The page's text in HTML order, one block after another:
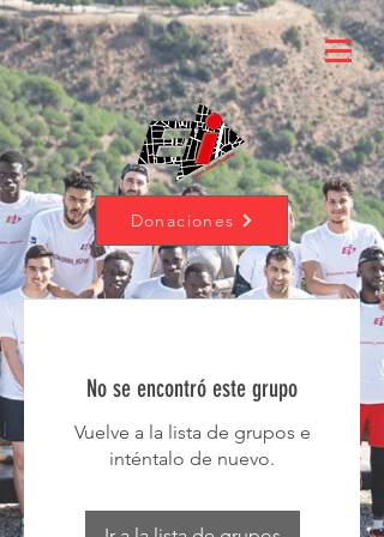
Donaciones
No se encontró este grupo
Vuelve a la lista de grupos e
inténtalo de nuevo.